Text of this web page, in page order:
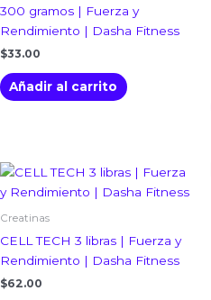
300 gramos | Fuerza y
Rendimiento | Dasha Fitness
$33.00
Añadir al carrito
Creatinas
CELL TECH 3 libras | Fuerza y
Rendimiento | Dasha Fitness
$62.00